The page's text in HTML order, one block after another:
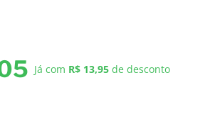
Já com R$ 13,95 de desconto